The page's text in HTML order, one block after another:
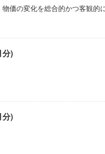
価の変化を総合的かつ客観的
分)
分)